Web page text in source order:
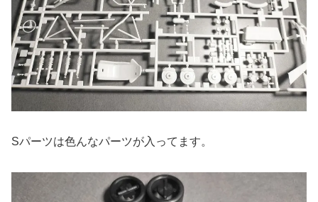
Sパーツは色んなパーツが入ってます。